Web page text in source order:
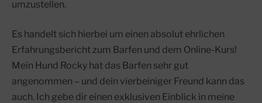
umzustellen.
Es handelt sich hierbei um einen absolut ehrlichen
Erfahrungsbericht zum Barfen und dem Online-Kurs!
Mein Hund Rocky hat das Barfen sehr gut
angenommen – und dein vierbeiniger Freund kann das
auch. Ich gebe dir einen exklusiven Einblick in meine